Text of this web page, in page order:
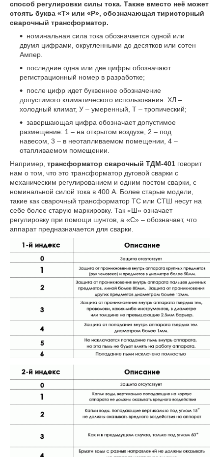
способ регулировки силы тока. Также вместо неё может
стоять буква «Т» или «Р», обозначающая тиристорный
сварочный трансформатор.
номинальная сила тока обозначается одной или
двумя цифрами, округленными до десятков или сотен
Ампер.
последние одна или две цифры обозначают
регистрационный номер в разработке;
после цифр идет буквенное обозначение
допустимого климатического использования: ХЛ –
холодный климат, У – умеренный, Т – тропический;
завершающая цифра обозначает допустимое
размещение: 1 – на открытом воздухе, 2 – под
навесом, 3 – в неотапливаемом помещении, 4 –
отапливаемом помещении.
Например, трансформатор сварочный ТДМ-401 говорит
нам о том, что это трансформатор дуговой сварки с
механическим регулированием и одним постом сварки, с
номинальной силой тока в 400 А. Более старые модели,
такие как сварочный трансформатор ТС или СТШ несут на
себе более старую маркировку. Так «Ш» означает
регулировку при помощи шунтов, а «С» – обозначает, что
аппарат предназначается для сварки.